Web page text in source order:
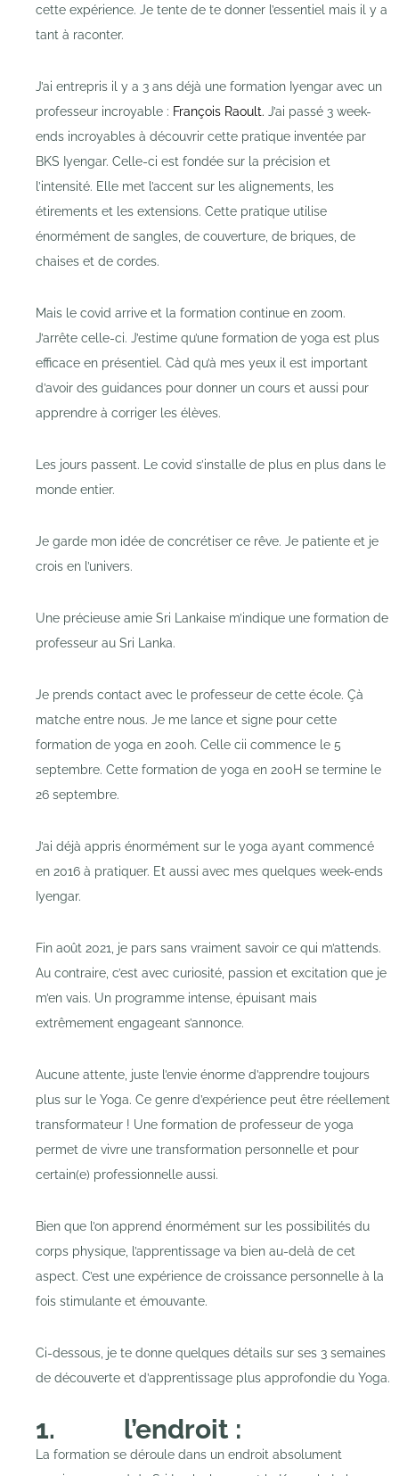
cette expérience. Je tente de te donner l’essentiel mais il y a
tant à raconter.
J’ai entrepris il y a 3 ans déjà une formation Iyengar avec un
professeur incroyable : François Raoult. J’ai passé 3 week-
ends incroyables à découvrir cette pratique inventée par
BKS Iyengar. Celle-ci est fondée sur la précision et
l’intensité. Elle met l’accent sur les alignements, les
étirements et les extensions. Cette pratique utilise
énormément de sangles, de couverture, de briques, de
chaises et de cordes.
Mais le covid arrive et la formation continue en zoom.
J’arrête celle-ci. J’estime qu’une formation de yoga est plus
efficace en présentiel. Càd qu’à mes yeux il est important
d’avoir des guidances pour donner un cours et aussi pour
apprendre à corriger les élèves.
Les jours passent. Le covid s’installe de plus en plus dans le
monde entier.
Je garde mon idée de concrétiser ce rêve. Je patiente et je
crois en l’univers.
Une précieuse amie Sri Lankaise m’indique une formation de
professeur au Sri Lanka.
Je prends contact avec le professeur de cette école. Çà
matche entre nous. Je me lance et signe pour cette
formation de yoga en 200h. Celle cii commence le 5
septembre. Cette formation de yoga en 200H se termine le
26 septembre.
J’ai déjà appris énormément sur le yoga ayant commencé
en 2016 à pratiquer. Et aussi avec mes quelques week-ends
Iyengar.
Fin août 2021, je pars sans vraiment savoir ce qui m’attends.
Au contraire, c’est avec curiosité, passion et excitation que je
m’en vais. Un programme intense, épuisant mais
extrêmement engageant s’annonce.
Aucune attente, juste l’envie énorme d’apprendre toujours
plus sur le Yoga. Ce genre d’expérience peut être réellement
transformateur ! Une formation de professeur de yoga
permet de vivre une transformation personnelle et pour
certain(e) professionnelle aussi.
Bien que l’on apprend énormément sur les possibilités du
corps physique, l’apprentissage va bien au-delà de cet
aspect. C’est une expérience de croissance personnelle à la
fois stimulante et émouvante.
Ci-dessous, je te donne quelques détails sur ses 3 semaines
de découverte et d’apprentissage plus approfondie du Yoga.
1. l’endroit :
La formation se déroule dans un endroit absolument